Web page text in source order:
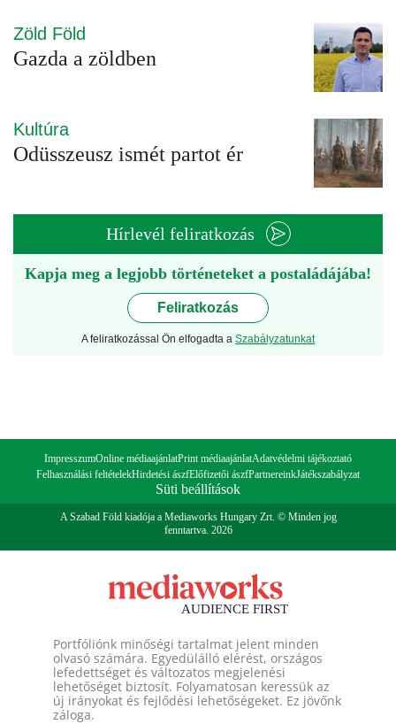
Zöld Föld
Gazda a zöldben
Kultúra
Odüsszeusz ismét partot ér
Hírlevél feliratkozás
Kapja meg a legjobb történeteket a postaládájába!
Feliratkozás
A feliratkozással Ön elfogadta a Szabályzatunkat
ImpresszumOnline médiaajánlatPrint médiaajánlatAdatvédelmi tájékoztató
Felhasználási feltételekHirdetési ászfElőfizetői ászfPartnereinkJátékszabályzat
Süti beállítások
A Szabad Föld kiadója a Mediaworks Hungary Zrt. © Minden jog
fenntartva. 2026
Portfóliónk minőségi tartalmat jelent minden
olvasó számára. Egyedülálló elérést, országos
lefedettséget és változatos megjelenési
lehetőséget biztosít. Folyamatosan keressük az
új irányokat és fejlődési lehetőségeket. Ez jövőnk
záloga.